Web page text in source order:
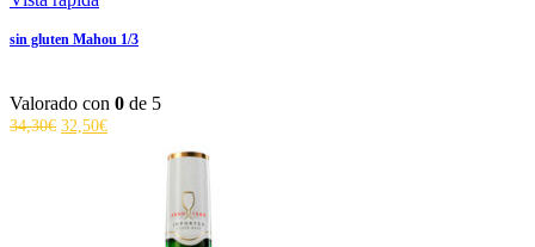
sin gluten Mahou 1/3
Valorado con 0 de 5
34,30€ El
32,50€El